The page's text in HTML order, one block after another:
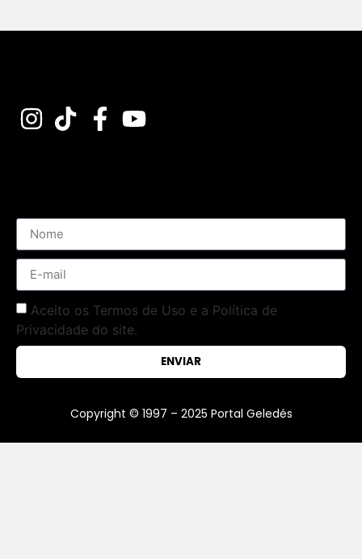
Aceito os Termos de Uso e a Política de
Privacidade do site.
ENVIAR
Copyright © 1997 – 2025 Portal Geledés